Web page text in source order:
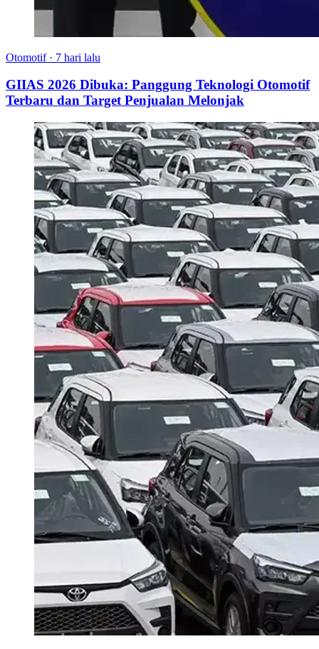
Otomotif · 7 hari lalu
GIIAS 2026 Dibuka: Panggung Teknologi Otomotif
Terbaru dan Target Penjualan Melonjak